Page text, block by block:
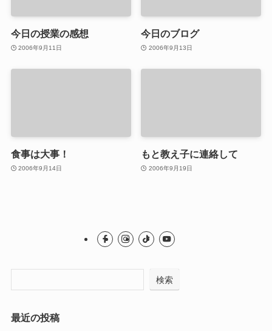
今日の授業の感想
2006年9月11日
今日のブログ
2006年9月13日
食事は大事！
2006年9月14日
もと教え子に連絡して
2006年9月19日
検索
最近の投稿